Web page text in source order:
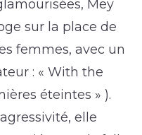
Mey
sur la place de
femmes, avec un
: « With the
éteintes » ).
elle